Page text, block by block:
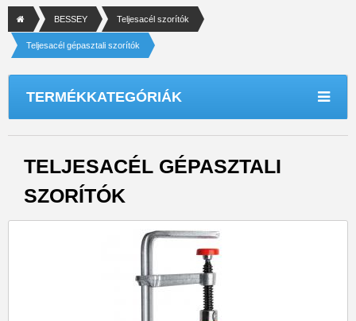
BESSEY Teljesacél szorítók
Teljesacél gépasztali szorítók
TERMÉKKATEGÓRIÁK
TELJESACÉL GÉPASZTALI
SZORÍTÓK